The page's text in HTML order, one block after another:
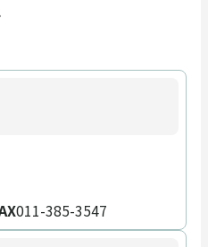
011-385-3547